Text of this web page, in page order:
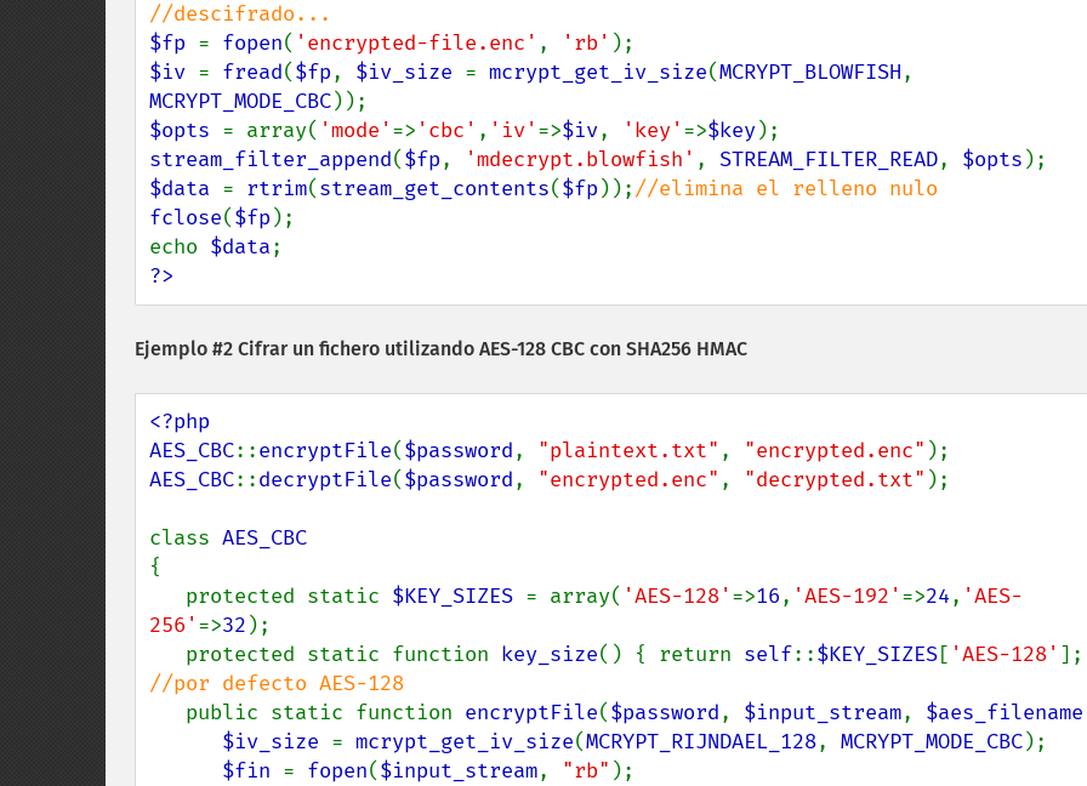
$fp = fopen( 'encrypted-file.enc' , 'rb'
$iv = fread($fp, $iv_size = mcrypt_get_iv_size(MCRYPT_BLOWFISH
MCRYPT_MODE_CBC
$opts = array( 'mode' => 'cbc' , 'iv' =>$iv, 'key' =>$key
stream_filter_append($fp, 'mdecrypt.blowfish' , STREAM_FILTER_READ, $opts
$data = rtrim(stream_get_contents($fp ));
fclose($fp );
echo $data
?>
Ejemplo #2 Cifrar un fichero utilizando AES-128 CBC con SHA256 HMAC
<?php
AES_CBC::encryptFile($password, "plaintext.txt" , "encrypted.enc"
AES_CBC::decryptFile($password, "encrypted.enc" , "decrypted.txt" );
class
{
   protected static
$KEY_SIZES = array( 'AES-128' =>16, 'AES-192' =>24, 'AES-
256' =>32 );
   protected static function
key_size() { return self::$KEY_SIZES[ 'AES-128'
//por defecto AES-128
public static function encryptFile($password, $input_stream, $aes_filename
$iv_size = mcrypt_get_iv_size(MCRYPT_RIJNDAEL_128, MCRYPT_MODE_CBC);
$fin = fopen($input_stream, "rb" );